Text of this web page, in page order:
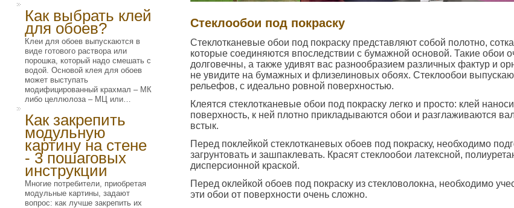
Как выбрать клей
для обоев?
Клеи для обоев выпускаются в
виде готового раствора или
порошка, который надо смешать с
водой. Основой клея для обоев
может выступать
модифицированный крахмал – МК
либо целлюлоза – МЦ или…
Как закрепить
модульную
картину на стене
- 3 пошаговых
инструкции
Многие потребители, приобретая
модульные картины, задают
вопрос: как лучше закрепить их
Стеклообои под покраску
Стеклотканевые обои под покраску представляют собой полотно,
которые соединяются впоследствии с бумажной основой. Такие обои
долговечны, а также удивят вас разнообразием различных фактур и
не увидите на бумажных и флизелиновых обоях. Стеклообои
рельефов, с идеально ровной поверхностью.
Клеятся стеклотканевые обои под покраску легко и просто: клей
поверхность, к ней плотно прикладываются обои и разглаживаются
встык.
Перед поклейкой стеклотканевых обоев под покраску, необходимо
загрунтовать и зашпаклевать. Красят стеклообои латексной,
дисперсионной краской.
Перед оклейкой обоев под покраску из стекловолокна, необходимо
эти обои от поверхности очень сложно.